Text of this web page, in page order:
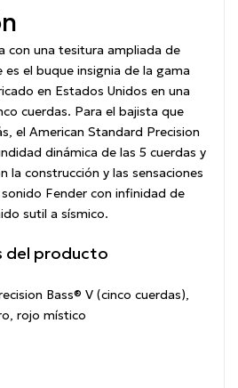
con una tesitura ampliada de
el buque insignia de la gama
en Estados Unidos en una
cuerdas. Para el bajista que
el American Standard Precision
dinámica de las 5 cuerdas y
la construcción y las sensaciones
Fender con infinidad de
sutil a sísmico.
del producto
Bass® V (cinco cuerdas),
rojo místico